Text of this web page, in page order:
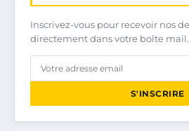
Inscrivez-vous pour recevoir nos
directement dans votre boîte mail.
S'INSCRIRE